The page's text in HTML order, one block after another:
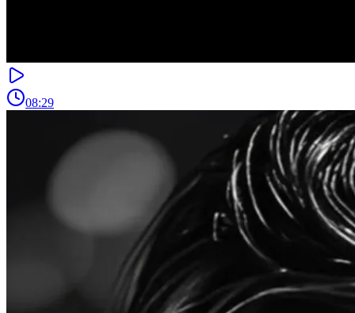
08:29